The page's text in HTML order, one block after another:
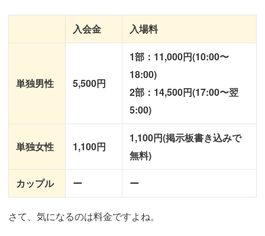
入会金 入場料
単独男性 5,500円
1部：11,000円(10:00〜
18:00)
2部：14,500円(17:00〜翌
5:00)
単独女性 1,100円
1,100円(掲示板書き込みで
無料)
カップル ー ー
さて、気になるのは料金ですよね。